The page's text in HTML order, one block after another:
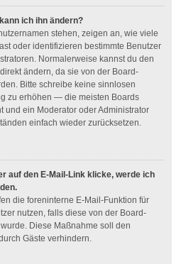
ich ihn ändern?
stehen, zeigen an, wie viele
oder identifizieren bestimmte Benutzer
Normalerweise kannst du den
ändern, da sie von der Board-
Bitte schreibe keine sinnlosen
zu erhöhen — die meisten Boards
und ein Moderator oder Administrator
einfach wieder zurücksetzen.
auf den E-Mail-Link klicke, werde ich
die foreninterne E-Mail-Funktion für
nutzen, falls diese von der Board-
Diese Maßnahme soll den
Gäste verhindern.